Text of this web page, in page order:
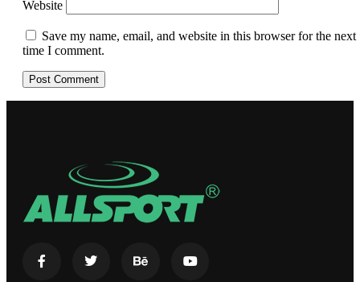
Website
Save my name, email, and website in this browser for the next
time I comment.